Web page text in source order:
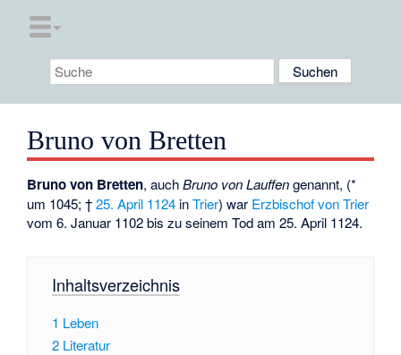
Bruno von Bretten
Bruno von Bretten, auchBruno von Lauffengenannt, (*
um 1045; †25. April 1124 inTrier) war Erzbischof von Trier
vom 6. Januar 1102 bis zu seinem Tod am 25. April 1124.
Inhaltsverzeichnis
1 Leben
2 Literatur